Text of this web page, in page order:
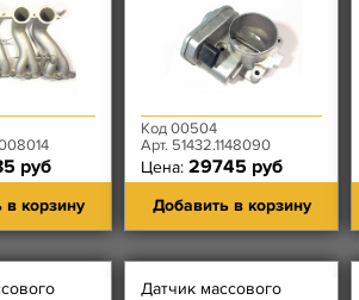
руб
в корзину
Код 00504
Арт. 51432.1148090
Цена: 29745 руб
Добавить в корзину
Датчик массового